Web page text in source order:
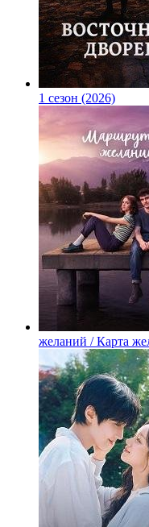
1 сезон (2026)
желаний / Карта